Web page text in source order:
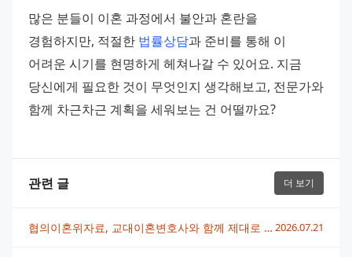
많은 분들이 이혼 과정에서 불안과 혼란을
경험하지만, 적절한 법률상담과 준비를 통해 이
어려운 시기를 현명하게 헤쳐나갈 수 있어요. 지금
당신에게 필요한 것이 무엇인지 생각해보고, 전문가와
함께 차근차근 계획을 세워보는 건 어떨까요?
관련 글 더 보기
협의이혼위자료, 교대이혼변호사와 함께 제대로 받는 방법 2026.07.21